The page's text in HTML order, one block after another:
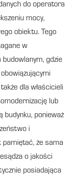
do operatora
mocy,
obiektu. Tego
w
gdzie
dla właścicieli
lub
budynku, ponieważ
i
że sama
o jakości
posiadająca